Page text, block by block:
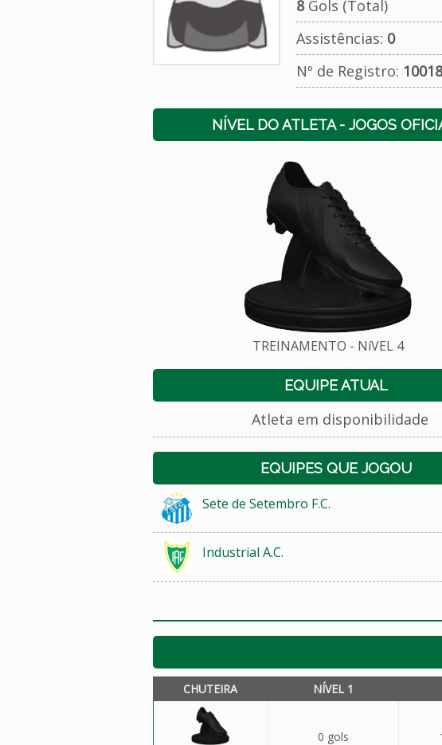
8Gols (Total)
Assistências: 0
Nº de Registro:
NÍVEL DO ATLETA - JOGOS
TREINAMENTO - NíVEL 4
EQUIPE ATUAL
Atleta em disponibilidade
EQUIPES QUE JOGOU
Sete de Setembro F.C.
Industrial A.C.
CHUTEIRA NÍVEL 1
0 gols